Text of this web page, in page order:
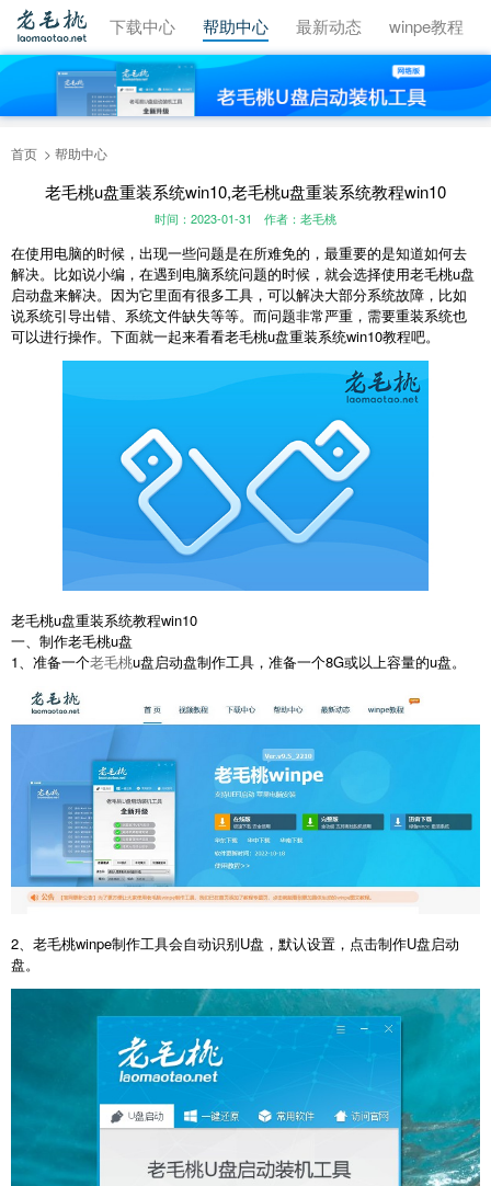
视频教程 下载中心 帮助中心 最新动态 winpe教程
首页 帮助中心
老毛桃u盘重装系统win10,老毛桃u盘重装系统教程win10
时间：2023-01-31 作者：老毛桃
在使用电脑的时候，出现一些问题是在所难免的，最重要的是知道如何去
解决。比如说小编，在遇到电脑系统问题的时候，就会选择使用老毛桃u盘
启动盘来解决。因为它里面有很多工具，可以解决大部分系统故障，比如
说系统引导出错、系统文件缺失等等。而问题非常严重，需要重装系统也
可以进行操作。下面就一起来看看老毛桃u盘重装系统win10教程吧。
老毛桃u盘重装系统教程win10
一、制作老毛桃u盘
1、准备一个老毛桃u盘启动盘制作工具，准备一个8G或以上容量的u盘。
2、老毛桃winpe制作工具会自动识别U盘，默认设置，点击制作U盘启动
盘。